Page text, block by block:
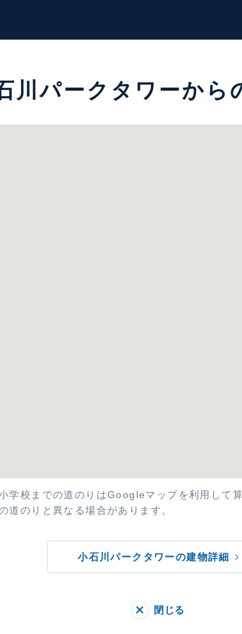
川パークタワーから
学校までの道のりはGoogleマップを利用して
道のりと異なる場合があります。
小石川パークタワーの建物詳細
閉じる